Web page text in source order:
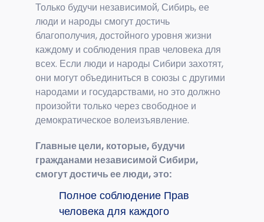
Только будучи независимой, Сибирь, ее
люди и народы смогут достичь
благополучия, достойного уровня жизни
каждому и соблюдения прав человека для
всех. Если люди и народы Сибири захотят,
они могут объединиться в союзы с другими
народами и государствами, но это должно
произойти только через свободное и
демократическое волеизъявление.
Главные цели, которые, будучи
гражданами независимой Сибири,
смогут достичь ее люди, это:
Полное соблюдение Прав
человека для каждого